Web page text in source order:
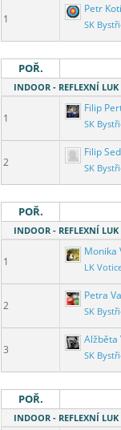
1
Petr
SK
POŘ.
INDOOR - REFLEXNÍ
1
Filip
SK
2
Filip
SK
POŘ.
INDOOR - REFLEXNÍ
1
Monika
LK
2
Petra
SK
3
Alžběta
SK
POŘ.
INDOOR - REFLEXNÍ